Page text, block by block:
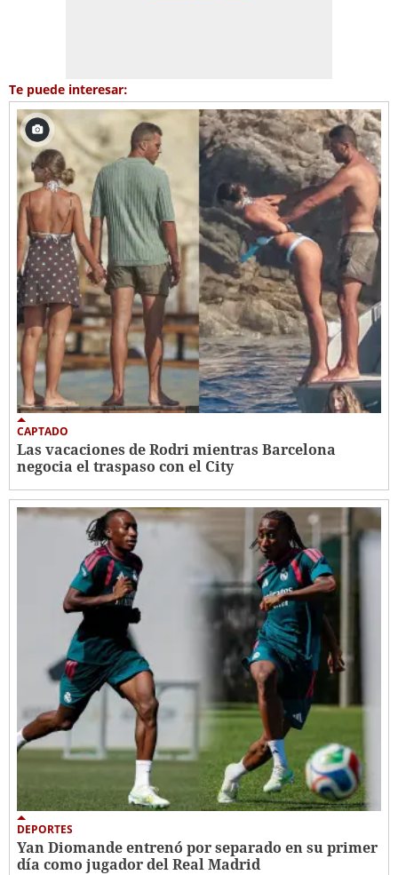
Te puede interesar:
CAPTADO
Las vacaciones de Rodri mientras Barcelona
negocia el traspaso con el City
DEPORTES
Yan Diomande entrenó por separado en su primer
día como jugador del Real Madrid